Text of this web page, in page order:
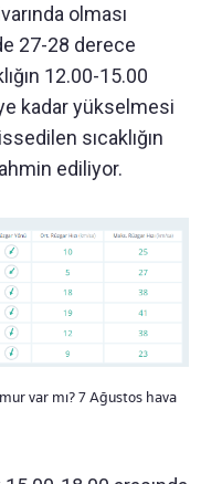
olması
27-28 derece
12.00-15.00
kadar yükselmesi
sıcaklığın
ediliyor.
var mı? 7 Ağustos hava